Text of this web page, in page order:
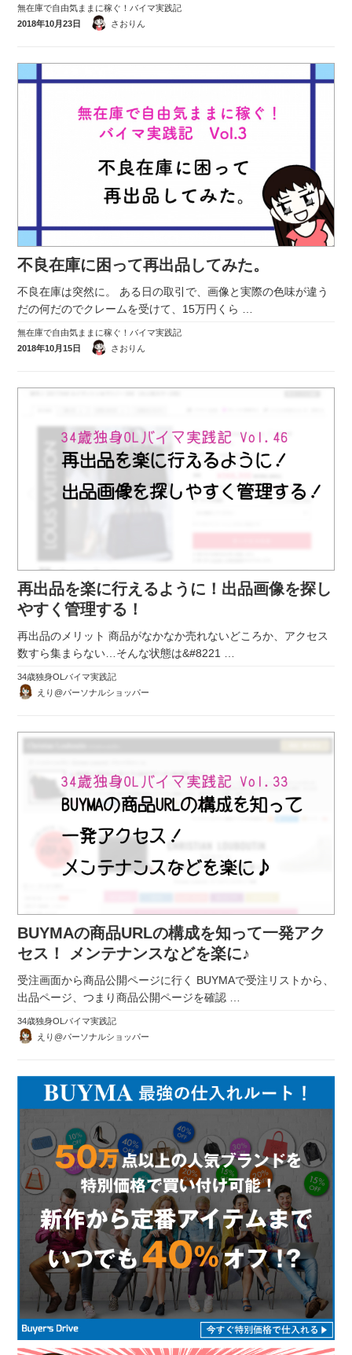
無在庫で自由気ままに稼ぐ！バイマ実践記
2018年10月23日
さおりん
不良在庫に困って再出品してみた。
不良在庫は突然に。 ある日の取引で、画像と実際の色味が違う
だの何だのでクレームを受けて、15万円くら
無在庫で自由気ままに稼ぐ！バイマ実践記
2018年10月15日
さおりん
再出品を楽に行えるように！出品画像を探し
やすく管理する！
再出品のメリット 商品がなかなか売れないどころか、アクセス
数すら集まらない…そんな状態は&#8221
34歳独身OLバイマ実践記
えり@パーソナルショッパー
BUYMAの商品URLの構成を知って一発アク
セス！ メンテナンスなどを楽に♪
受注画面から商品公開ページに行く BUYMAで受注リストから、
出品ページ、つまり商品公開ページを確認 …
34歳独身OLバイマ実践記
えり@パーソナルショッパー